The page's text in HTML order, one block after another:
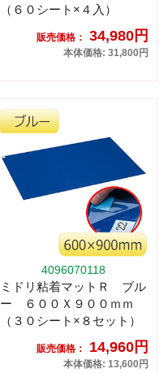
（６０シート×４入）
販売価格： 34,980円
本体価格: 31,800円
4096070118
ミドリ粘着マットＲ ブル
ー ６００Ｘ９００ｍｍ
（３０シート×８セット）
販売価格： 14,960円
本体価格: 13,600円